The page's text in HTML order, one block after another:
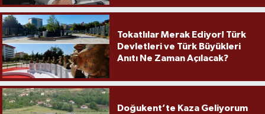
Tokatlılar Merak Ediyor! Türk
Devletleri ve Türk Büyükleri
Anıtı Ne Zaman Açılacak?
Doğukent’te Kaza Geliyorum